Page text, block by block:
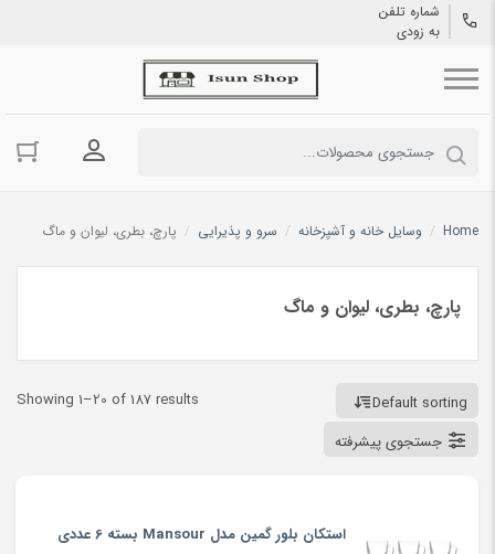
شماره تلفن
به زودی
ورود به
Home
/ وسایل خانه و آشپزخانه / سرو و پذیرایی / پارچ، بطری، لیوان و ماگ
پارچ، بطری، لیوان و ماگ
Showing 1–20 of 187 results
Default sorting
جستجوی پیشرفته
استکان بلور گمین مدل Mansour بسته 6 عددی